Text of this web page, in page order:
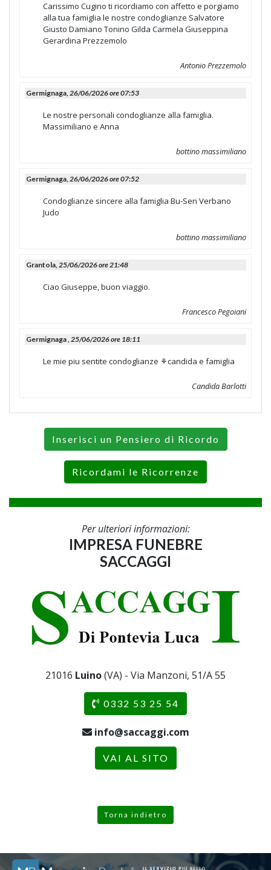
Carissimo Cugino ti ricordiamo con affetto e porgiamo
alla tua famiglia le nostre condoglianze Salvatore
Giusto Damiano Tonino Gilda Carmela Giuseppina
Gerardina Prezzemolo
Antonio Prezzemolo
Germignaga,26/06/2026 ore 07:53
Le nostre personali condoglianze alla famiglia.
Massimiliano e Anna
bottino massimiliano
Germignaga,26/06/2026 ore 07:52
Condoglianze sincere alla famiglia Bu-Sen Verbano
Judo
bottino massimiliano
Grantola,25/06/2026 ore 21:48
Ciao Giuseppe, buon viaggio.
Francesco Pegoiani
Germignaga ,25/06/2026 ore 18:11
Le mie piu sentite condoglianze ⚘️candida e famiglia
Candida Barlotti
Inserisci un Pensiero di Ricordo
Ricordami le Ricorrenze
Per ulteriori informazioni:
IMPRESA FUNEBRE
SACCAGGI
21016 Luino(VA) - Via Manzoni, 51/A 55
0332 53 25 54
info@saccaggi.com
VAI AL SITO
Torna indietro